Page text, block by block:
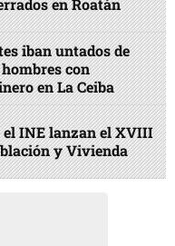
en Roatán
iban untados de
con
en La Ceiba
el INE lanzan el XVIII
y Vivienda